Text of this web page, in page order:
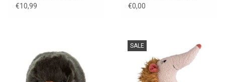
€10,99
Kraftpapier
€0,00
SALE